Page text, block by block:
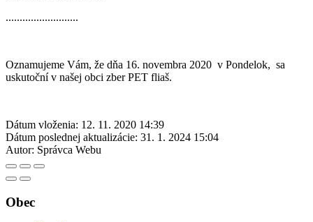
..........................
Oznamujeme Vám, že dňa 16. novembra 2020 v Pondelok, sa
uskutoční v našej obci zber PET fliaš.
Dátum vloženia: 12. 11. 2020 14:39
Dátum poslednej aktualizácie: 31. 1. 2024 15:04
Autor: Správca Webu
Obec